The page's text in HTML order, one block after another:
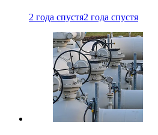
2 года спустя2 года спустя